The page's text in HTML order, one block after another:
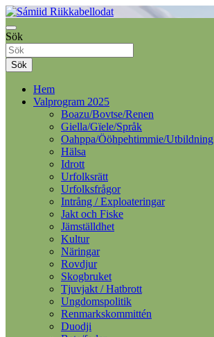
Sámiid Riikkabellodat
Samelandspartiet
Sök
Sök
Hem
Valprogram 2025
Boazu/Bovtse/Renen
Giella/Gïele/Språk
Oahppa/Ööhpehtimmie/Utbildning
Hälsa
Idrott
Urfolksrätt
Urfolksfrågor
Intrång / Exploateringar
Jakt och Fiske
Jämställdhet
Kultur
Näringar
Rovdjur
Skogbruket
Tjuvjakt / Hatbrott
Ungdomspolitik
Renmarkskommittén
Duodji